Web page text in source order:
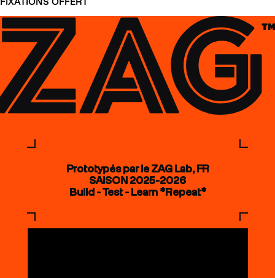
Prototypés par le ZAG Lab, FR
SAISON 2025-2026
Build - Test - Learn *Repeat*